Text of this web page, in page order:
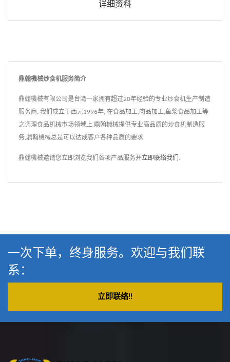
详细资料
鼎翰機械炒食机服务简介
鼎翰機械有限公司是台湾一家拥有超过20年经验的专业炒食机生产制造
服务商. 我们成立于西元1996年, 在食品加工,肉品加工,鱼浆食品加工等
之调理食品机械市场领域上,鼎翰機械提供专业高品质的炒食机制造服
务,鼎翰機械总是可以达成客户各种品质的要求
鼎翰機械邀请您立即浏览我们各项产品服务并立即联络我们
一次下单，终身服务。欢迎与我们联
系：
立即联络!!